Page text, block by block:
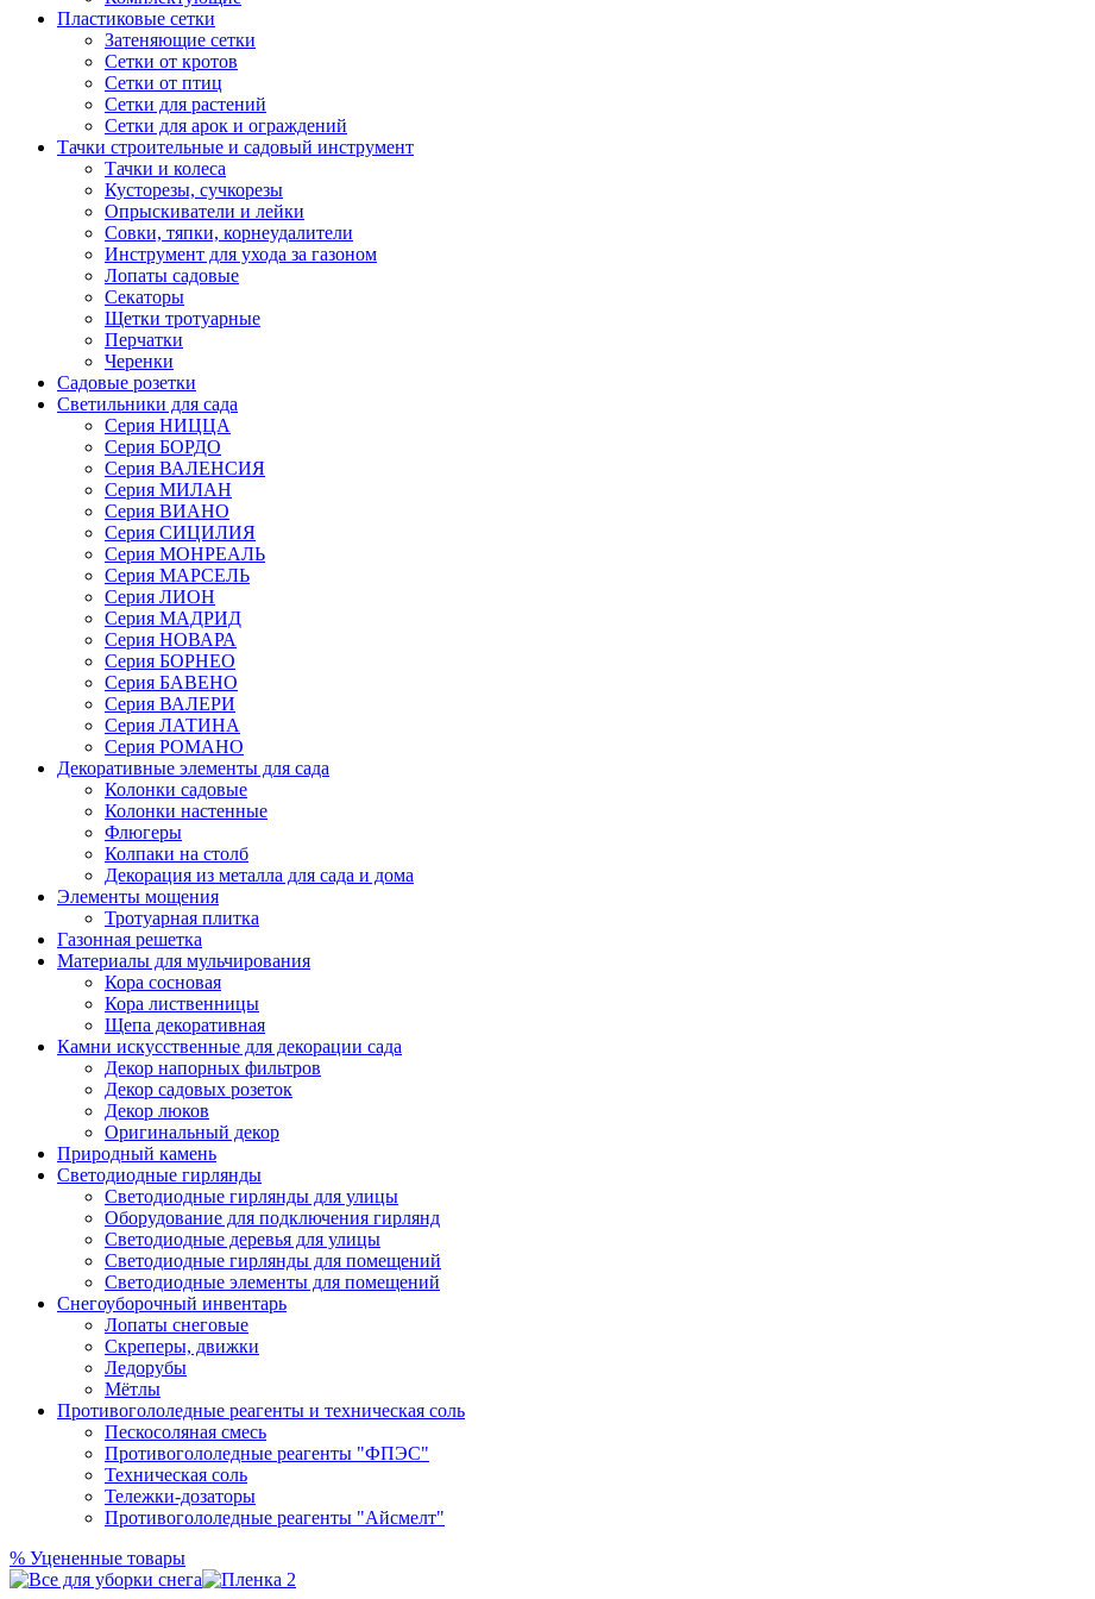
Пластиковые сетки
Затеняющие сетки
Сетки от кротов
Сетки от птиц
Сетки для растений
Сетки для арок и ограждений
Тачки строительные и садовый инструмент
Тачки и колеса
Кусторезы, сучкорезы
Опрыскиватели и лейки
Совки, тяпки, корнеудалители
Инструмент для ухода за газоном
Лопаты садовые
Секаторы
Щетки тротуарные
Перчатки
Черенки
Садовые розетки
Светильники для сада
Серия НИЦЦА
Серия БОРДО
Серия ВАЛЕНСИЯ
Серия МИЛАН
Серия ВИАНО
Серия СИЦИЛИЯ
Серия МОНРЕАЛЬ
Серия МАРСЕЛЬ
Серия ЛИОН
Серия МАДРИД
Серия НОВАРА
Серия БОРНЕО
Серия БАВЕНО
Серия ВАЛЕРИ
Серия ЛАТИНА
Серия РОМАНО
Декоративные элементы для сада
Колонки садовые
Колонки настенные
Флюгеры
Колпаки на столб
Декорация из металла для сада и дома
Элементы мощения
Тротуарная плитка
Газонная решетка
Материалы для мульчирования
Кора сосновая
Кора лиственницы
Щепа декоративная
Камни искусственные для декорации сада
Декор напорных фильтров
Декор садовых розеток
Декор люков
Оригинальный декор
Природный камень
Светодиодные гирлянды
Светодиодные гирлянды для улицы
Оборудование для подключения гирлянд
Светодиодные деревья для улицы
Светодиодные гирлянды для помещений
Светодиодные элементы для помещений
Снегоуборочный инвентарь
Лопаты снеговые
Скреперы, движки
Ледорубы
Мётлы
Противогололедные реагенты и техническая соль
Пескосоляная смесь
Противогололедные реагенты "ФПЭС"
Техническая соль
Тележки-дозаторы
Противогололедные реагенты "Айсмелт"
% Уцененные товары